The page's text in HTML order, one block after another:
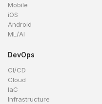
Mobile
iOS
Android
ML/AI
DevOps
CI/CD
Cloud
IaC
Infrastructure